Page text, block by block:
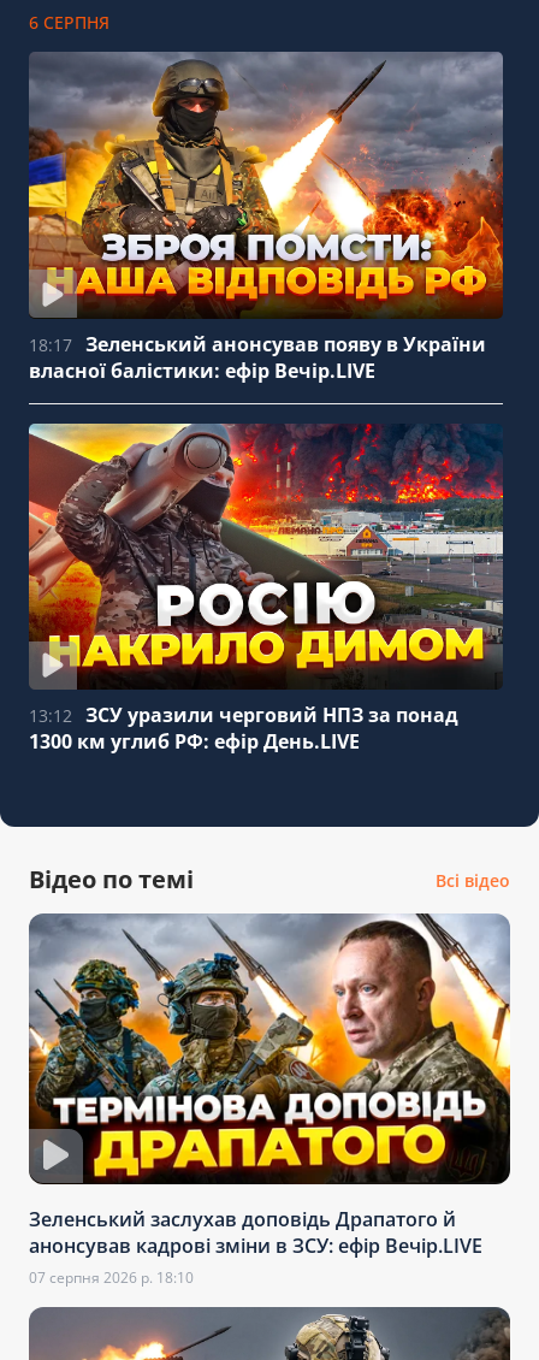
6 СЕРПНЯ
18:17 Зеленський анонсував появу в України
власної балістики: ефір Вечір.LIVE
13:12 ЗСУ уразили черговий НПЗ за понад
1300 км углиб РФ: ефір День.LIVE
Відео по темі Всі відео
Зеленський заслухав доповідь Драпатого й
анонсував кадрові зміни в ЗСУ: ефір Вечір.LIVE
07 серпня 2026 р. 18:10